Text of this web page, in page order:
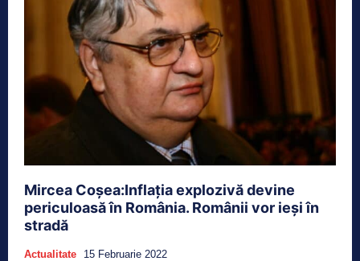
Mircea Coșea:Inflația explozivă devine
periculoasă în România. Românii vor ieși în
stradă
Actualitate 15 Februarie 2022